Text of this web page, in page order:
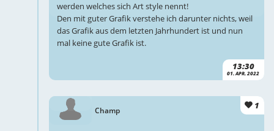
13:30
01. APR. 2022
werden welches sich Art style nennt!
Den mit guter Grafik verstehe ich darunter nichts, weil
das Grafik aus dem letzten Jahrhundert ist und nun
mal keine gute Grafik ist.
Champ 1